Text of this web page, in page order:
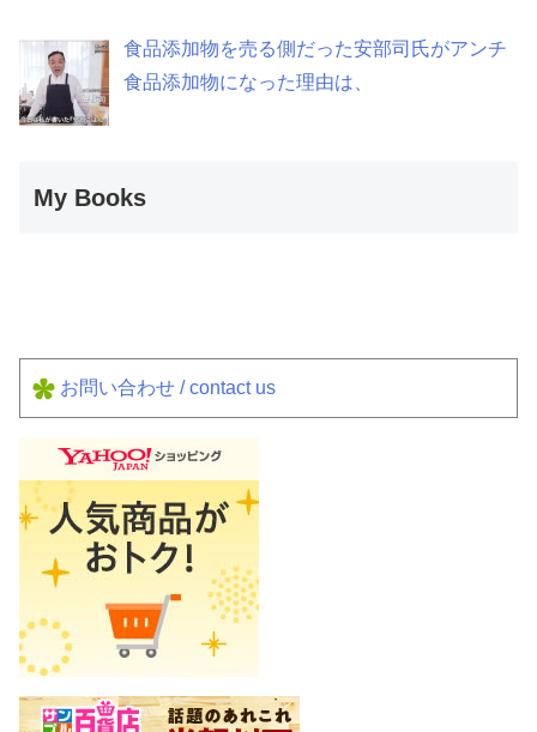
食品添加物を売る側だった安部司氏がアンチ
食品添加物になった理由は、
My Books
お問い合わせ / contact us